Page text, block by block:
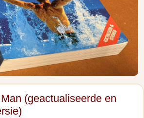
(geactualiseerde en